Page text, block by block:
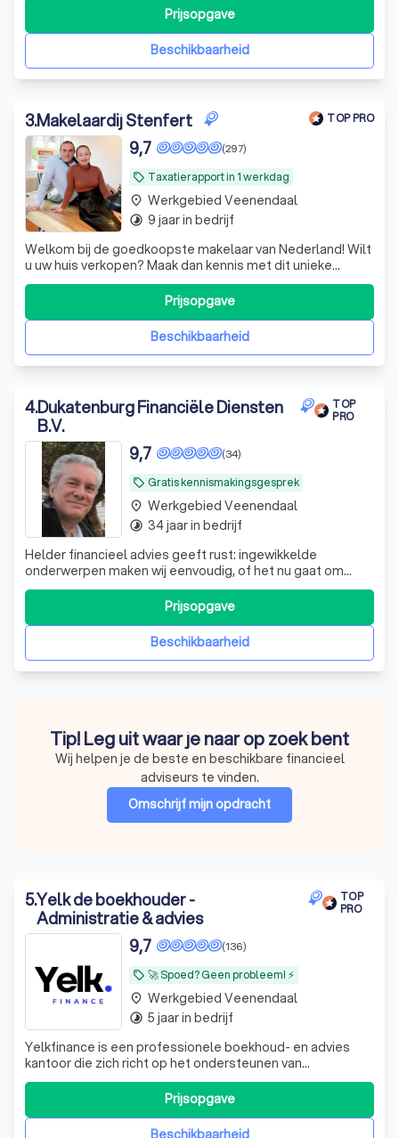
Beschikbaarheid
Prijsopgave
3.Makelaardij Stenfert TOP PRO
local_offer Taxatierapport in 1 werkdag
(297)
9,7
Welkom bij de goedkoopste makelaar van Nederland! Wilt
u uw huis verkopen? Maak dan kennis met dit unieke
makelaarsconcept! Wat houdt het in? Bij ons verkoopt u
uw woning zonder courtage, maar met volledige
makelaarsbegeleiding. Wij ontvangen u graag op ons
nieuwe kantoor in het centrum van Ochten
Beschikbaarheid
Prijsopgave
place Werkgebied Veenendaal
timelapse 9 jaar in bedrijf
4.Dukatenburg Financiële Diensten
B.V.
TOP
PRO
local_offer Gratis kennismakingsgesprek
(34)
9,7
Helder financieel advies geeft rust: ingewikkelde
onderwerpen maken wij eenvoudig, of het nu gaat om
pensioen, hypotheek of vermogen | Peace of mind and
clarity for your complete financial situation
Beschikbaarheid
Prijsopgave
place Werkgebied Veenendaal
timelapse 34 jaar in bedrijf
Tip! Leg uit waar je naar op zoek bent
Wij helpen je de beste en beschikbare financieel
adviseurs te vinden.
Omschrijf mijn opdracht
5.Yelk de boekhouder -
Administratie & advies
TOP
PRO
local_offer 🚀 Spoed? Geen probleem! ⚡
(136)
9,7
Yelkfinance is een professionele boekhoud- en advies
kantoor die zich richt op het ondersteunen van
ondernemers en bedrijven in Nederland, maar wij helpen
ook particulieren met hun inkomstenbelasting. Met onze
expertise in financiële administratie, belastingadvies en
bedrijfsoptimalisatie helpen wij
Beschikbaarheid
Prijsopgave
place Werkgebied Veenendaal
timelapse 5 jaar in bedrijf